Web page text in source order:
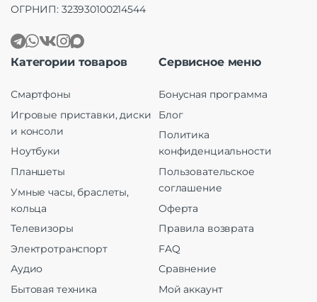
ОГРНИП: 323930100214544
Категории товаров
Смартфоны
Игровые приставки, диски
и консоли
Ноутбуки
Планшеты
Умные часы, браслеты,
кольца
Телевизоры
Электротранспорт
Аудио
Бытовая техника
Сервисное меню
Бонусная программа
Блог
Политика
конфиденциальности
Пользовательское
соглашение
Оферта
Правила возврата
FAQ
Сравнение
Мой аккаунт